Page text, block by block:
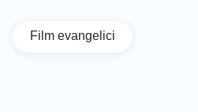
Film evangelici